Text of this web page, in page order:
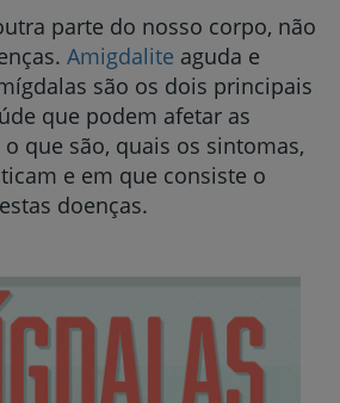
parte do nosso corpo, não
Amigdalite aguda e
são os dois principais
que podem afetar as
que são, quais os sintomas,
e em que consiste o
doenças.